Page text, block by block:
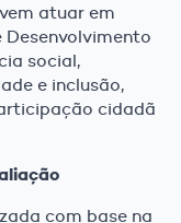
atuar em
social,
e inclusão,
cidadã
com base na